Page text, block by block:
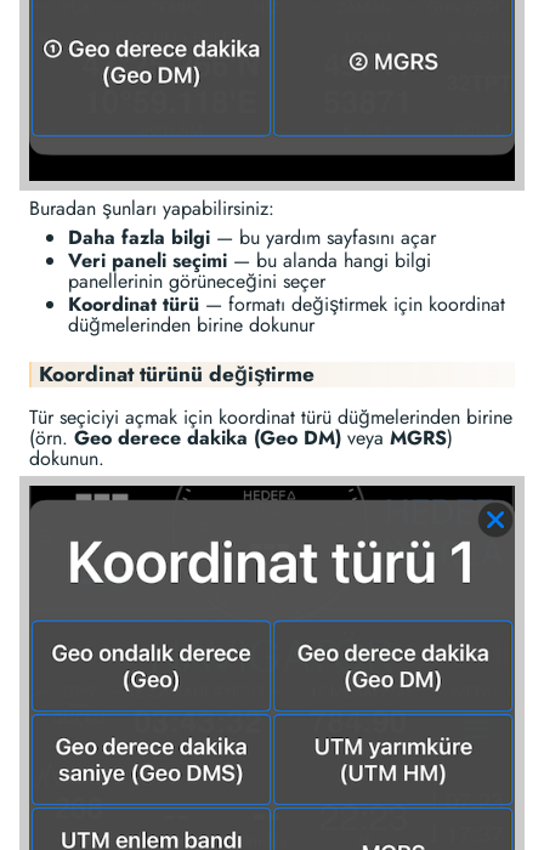
Buradan şunları yapabilirsiniz:
Daha fazla bilgi — bu yardım sayfasını açar
Veri paneli seçimi — bu alanda hangi bilgi
panellerinin görüneceğini seçer
Koordinat türü — formatı değiştirmek için koordinat
düğmelerinden birine dokunur
Koordinat türünü değiştirme
Tür seçiciyi açmak için koordinat türü düğmelerinden birine
(örn. Geo derece dakika (Geo DM) veya MGRS)
dokunun.